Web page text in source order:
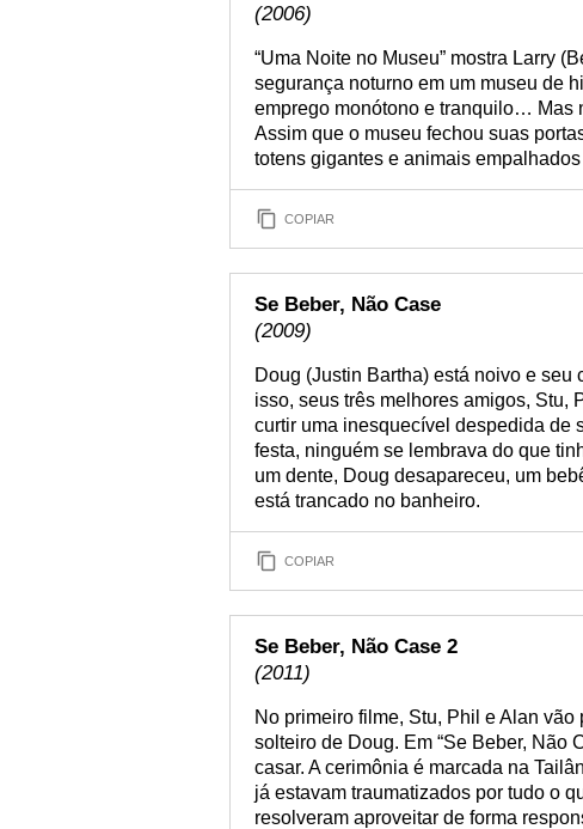
(2006)
“Uma Noite no Museu” mostra Larry
segurança noturno em um museu de
emprego monótono e tranquilo… Mas
Assim que o museu fechou suas
totens gigantes e animais
COPIAR
Se Beber, Não Case
(2009)
Doug (Justin Bartha) está noivo e seu
isso, seus três melhores amigos, Stu,
curtir uma inesquecível despedida de
festa, ninguém se lembrava do que
um dente, Doug desapareceu, um
está trancado no banheiro.
COPIAR
Se Beber, Não Case 2
(2011)
No primeiro filme, Stu, Phil e Alan
solteiro de Doug. Em “Se Beber, Não
casar. A cerimônia é marcada na
já estavam traumatizados por tudo o
resolveram aproveitar de forma